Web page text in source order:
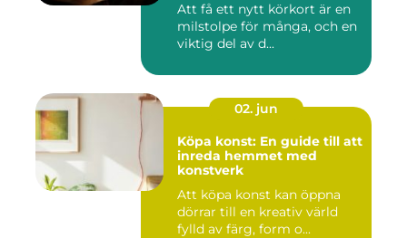
Att få ett nytt körkort är en
milstolpe för många, och en
viktig del av d...
02. jun
Köpa konst: En guide till att
inreda hemmet med
konstverk
Att köpa konst kan öppna
dörrar till en kreativ värld
fylld av färg, form o...